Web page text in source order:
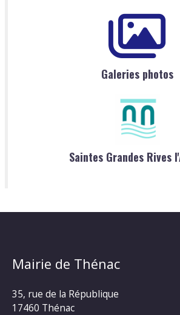
Galeries photos
Saintes Grandes Rives
Mairie de Thénac
35, rue de la République
17460 Thénac